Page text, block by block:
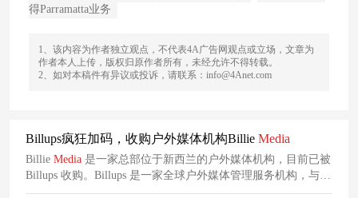
得Parramatta业务
1、该内容为作者独立观点，不代表4A广告网观点或立场，文章为
作者本人上传，版权归原作者所有，未经允许不得转载。
2、如对本稿件有异议或投诉，请联系：info@4Anet.com
Billups疯狂加码，收购户外媒体机构Billie Media
Billie Media 是一家总部位于新西兰的户外媒体机构，目前已被
Billups 收购。Billups 是一家全球户外媒体管理服务机构，与广
告商和机构合作，通过分析平台提高媒体绩效。Billie